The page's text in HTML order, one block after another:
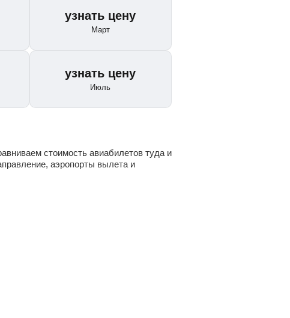
узнать цену
Март
узнать цену
Июль
стоимость авиабилетов туда и
аэропорты вылета и